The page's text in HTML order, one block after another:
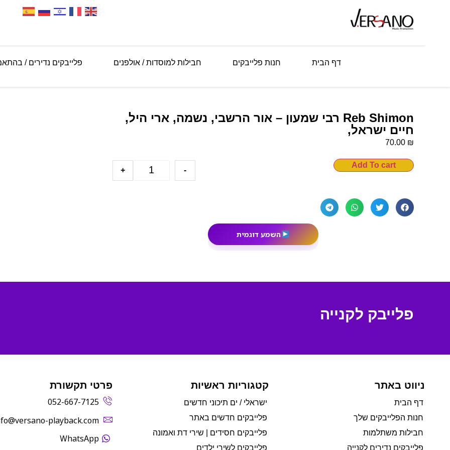
דף הבית חנות פלייבקים חבילות למוסדות / אולפנים פלייבקים נדירים /
Reb Shimon רבי שמעון – אור הרשבי, נשמה, ארי היל,
חיים ישראל,
70.00 ₪
-
+
Add To cart
השמע דוגמית
פלייבק לקנייה
ניווט באתר
דף הבית
חנות הפלייבקים שלך
חבילות משתלמות
פלייבקים נדירים לקנייה
קטגוריות ראשיות
ישראלי / ים תיכוני חדשים
פלייבקים חדשים באתר
פלייבקים חסידים | שירי דת ואמונה
פלייבקים לשירי ילדים
פרטי תקשורת
052-667-7125
playback.com‬
WhatsApp